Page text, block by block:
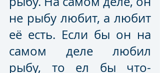
не рыбу любит, а любит
её есть. Если бы он на
самом деле любил
рыбу, то ел бы что-